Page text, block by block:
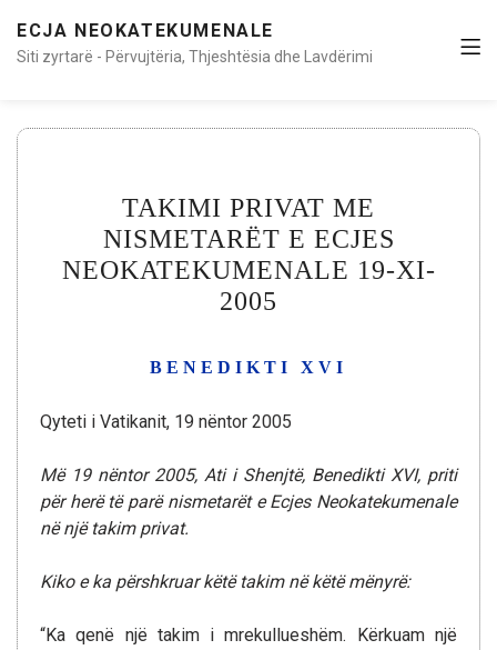
ECJA NEOKATEKUMENALE
Siti zyrtarë - Përvujtëria, Thjeshtësia dhe Lavdërimi
TAKIMI PRIVAT ME
NISMETARËT E ECJES
NEOKATEKUMENALE 19-XI-
2005
BENEDIKTI XVI
Qyteti i Vatikanit, 19 nëntor 2005
Më 19 nëntor 2005, Ati i Shenjtë, Benedikti XVI, priti
për herë të parë nismetarët e Ecjes Neokatekumenale
në një takim privat.
Kiko e ka përshkruar këtë takim në këtë mënyrë:
“Ka qenë një takim i mrekullueshëm. Kërkuam një